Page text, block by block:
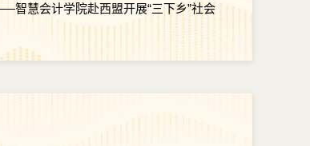
智慧会计学院赴西盟开展“三下乡”社会